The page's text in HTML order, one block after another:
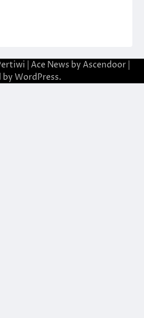
| Ace News by Ascendoor|
by WordPress.